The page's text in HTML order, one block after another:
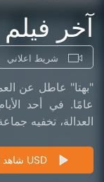
آخر فيلم
شريط اعلاني
عامًا. في أحد
العدالة، تخفيه
شاهد 3 USD